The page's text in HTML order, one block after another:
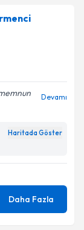
Devamı
Haritada Göster
Daha Fazla